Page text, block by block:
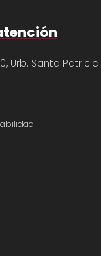
Urb. Santa Patricia.